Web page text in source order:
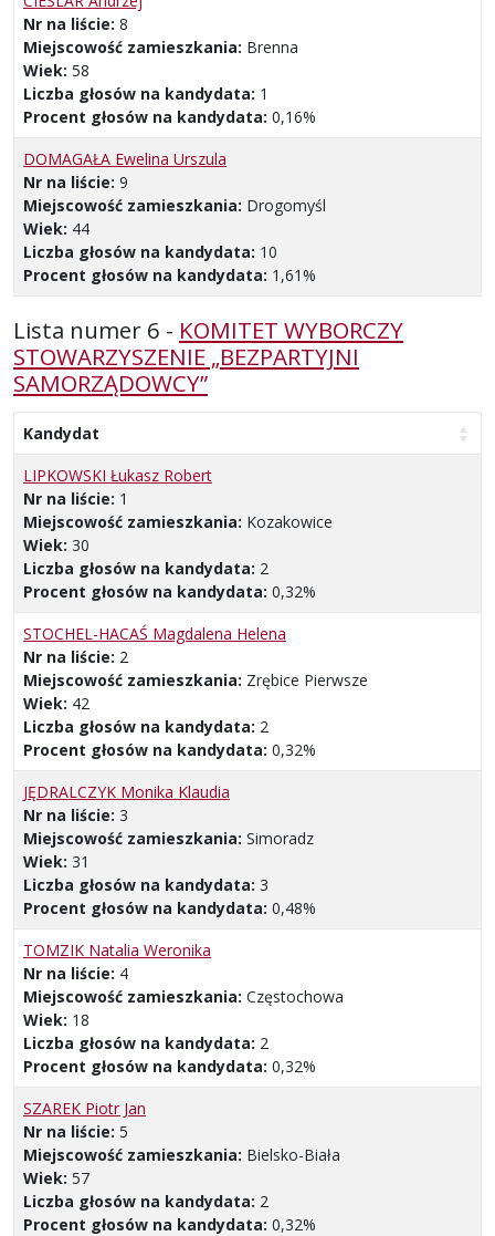
Nr na liście: 8
Miejscowość zamieszkania: Brenna
Wiek: 58
Liczba głosów na kandydata: 1
Procent głosów na kandydata: 0,16%
DOMAGAŁA Ewelina Urszula
Nr na liście: 9
Miejscowość zamieszkania: Drogomyśl
Wiek: 44
Liczba głosów na kandydata: 10
Procent głosów na kandydata: 1,61%
Lista numer 6 - KOMITET WYBORCZY
STOWARZYSZENIE „BEZPARTYJNI
SAMORZĄDOWCY”
Kandydat
LIPKOWSKI Łukasz Robert
Nr na liście: 1
Miejscowość zamieszkania: Kozakowice
Wiek: 30
Liczba głosów na kandydata: 2
Procent głosów na kandydata: 0,32%
STOCHEL-HACAŚ Magdalena Helena
Nr na liście: 2
Miejscowość zamieszkania: Zrębice Pierwsze
Wiek: 42
Liczba głosów na kandydata: 2
Procent głosów na kandydata: 0,32%
JĘDRALCZYK Monika Klaudia
Nr na liście: 3
Miejscowość zamieszkania: Simoradz
Wiek: 31
Liczba głosów na kandydata: 3
Procent głosów na kandydata: 0,48%
TOMZIK Natalia Weronika
Nr na liście: 4
Miejscowość zamieszkania: Częstochowa
Wiek: 18
Liczba głosów na kandydata: 2
Procent głosów na kandydata: 0,32%
SZAREK Piotr Jan
Nr na liście: 5
Miejscowość zamieszkania: Bielsko-Biała
Wiek: 57
Liczba głosów na kandydata: 2
Procent głosów na kandydata: 0,32%